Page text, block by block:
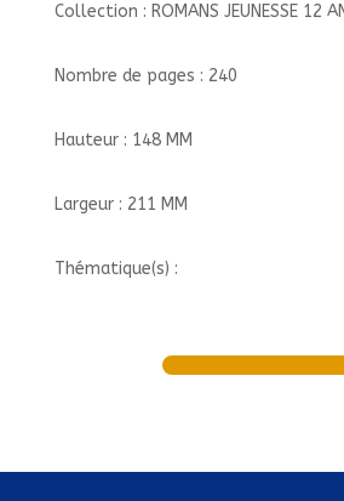
Collection : ROMANS JEUNESSE 12
Nombre de pages : 240
Hauteur : 148 MM
Largeur : 211 MM
Thématique(s) :